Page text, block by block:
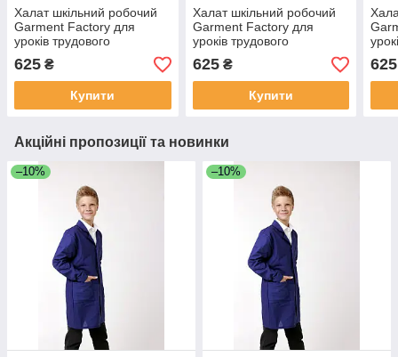
Халат шкільний робочий
Garment Factory для
уроків трудового
навчання, халат на
працю, тканина саржа,
колір синій, 40 розмір
625 ₴
Купити
Халат шкільний робочий
Garment Factory для
уроків трудового
навчання, халат на
працю, тканина саржа,
колір чорний, 36 розмір
625₴
Купити
625
Акційні пропозиції та новинки
–10% –10%